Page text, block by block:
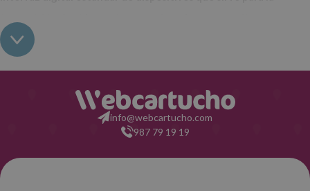
también permite la transmisión de audio y de datos.
versiones soportan resoluciones mayores a 8K y anchos de banda
Echando la vista atrás, los Displaport aparecieron en el año 2007
y su presencia ha ido en aumento con el transcurso de los años.
conectores como el HDMI o el DVI.
info@webcartucho.com
987 79 19 19